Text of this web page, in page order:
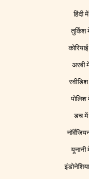
हिंदी
अरबी
डच में